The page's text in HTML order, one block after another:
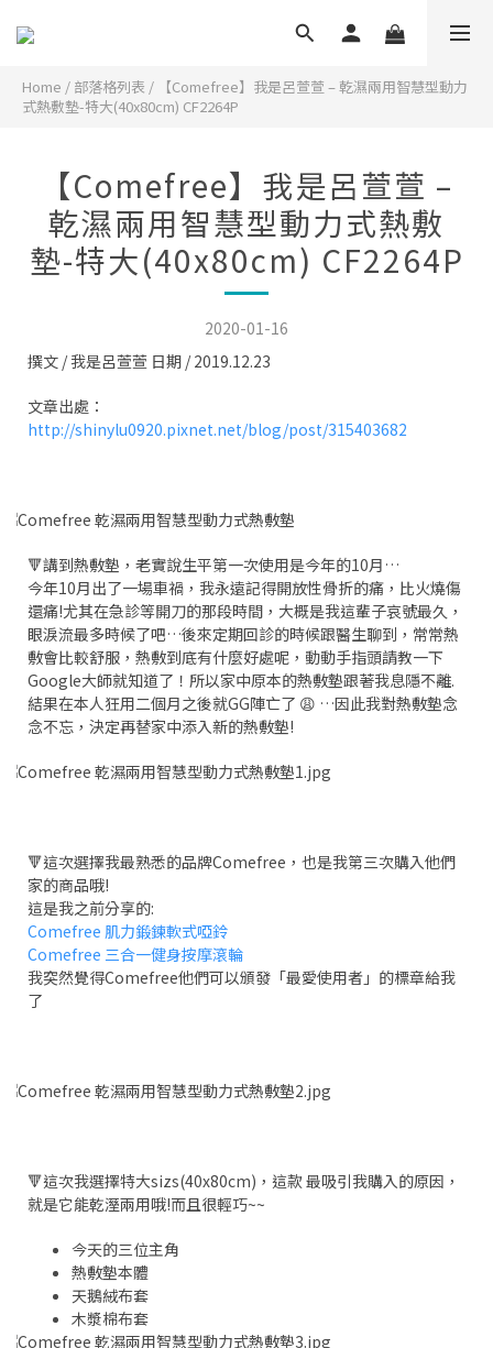
Home / 部落格列表 /
【Comefree】我是呂萱萱 – 乾濕兩用智慧型動力
式熱敷墊-特大(40x80cm) CF2264P
【Comefree】我是呂萱萱 –
乾濕兩用智慧型動力式熱敷
墊-特大(40x80cm) CF2264P
2020-01-16
撰文 / 我是呂萱萱 日期 / 2019.12.23
文章出處：
http://shinylu0920.pixnet.net/blog/post/315403682
🔻講到熱敷墊，老實說生平第一次使用是今年的10月…
今年10月出了一場車禍，我永遠記得開放性骨折的痛，比火燒傷
還痛!尤其在急診等開刀的那段時間，大概是我這輩子哀號最久，
眼淚流最多時候了吧…後來定期回診的時候跟醫生聊到，常常熱
敷會比較舒服，熱敷到底有什麼好處呢，動動手指頭請教一下
Google大師就知道了！所以家中原本的熱敷墊跟著我息隱不離.
結果在本人狂用二個月之後就GG陣亡了 😩 …因此我對熱敷墊念
念不忘，決定再替家中添入新的熱敷墊!
🔻這次選擇我最熟悉的品牌Comefree，也是我第三次購入他們
家的商品哦!
這是我之前分享的:
Comefree 肌力鍛鍊軟式啞鈴
Comefree 三合一健身按摩滾輪
我突然覺得Comefree他們可以頒發「最愛使用者」的標章給我
了
🔻這次我選擇特大sizs(40x80cm)，這款 最吸引我購入的原因，
就是它能乾溼兩用哦!而且很輕巧~~
今天的三位主角
熱敷墊本體
天鵝絨布套
木漿棉布套